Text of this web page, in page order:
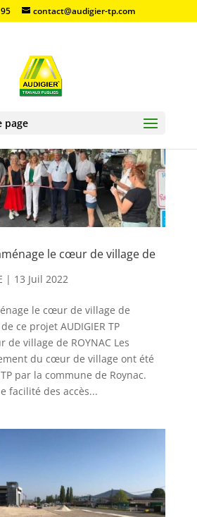
contact@audigier-tp.com
page
le cœur de village de
| 13 Juil 2022
le cœur de village de
ce projet AUDIGIER TP
village de ROYNAC Les
du cœur de village ont été
par la commune de Roynac.
facilité des accès...